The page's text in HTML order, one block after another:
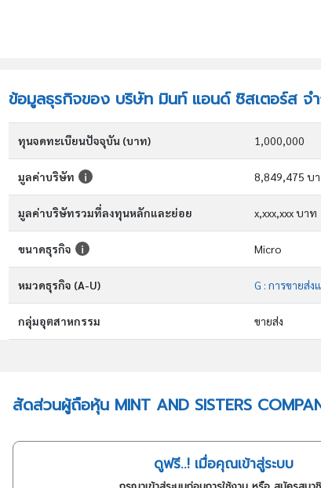
ข้อมูลธุรกิจของ บริษัท มินท์ แอนด์ ซิสเตอร์ส จ
ทุนจดทะเบียนปัจจุบัน (บาท) 1,000,000
มูลค่าบริษัท 8,849,475 บ
มูลค่าบริษัทรวมที่ลงทุนหลักและย่อย x,xxx,xxx บาท
ขนาดธุรกิจ Micro
หมวดธุรกิจ (A-U)
กลุ่มอุตสาหกรรม ขายส่ง
สัดส่วนผู้ถือหุ้น MINT AND SISTERS
ดูฟรี..! เมื่อคุณเข้าสู่ระบบ